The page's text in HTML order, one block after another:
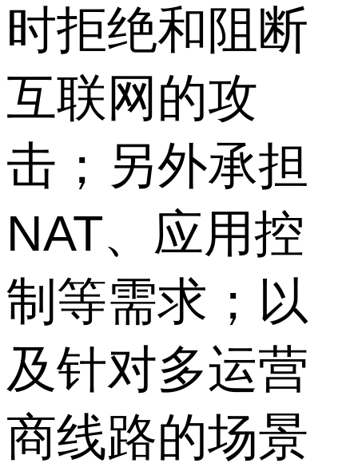
时拒绝和阻断
互联网的攻
击；另外承担
NAT、应用控
制等需求；以
及针对多运营
商线路的场景